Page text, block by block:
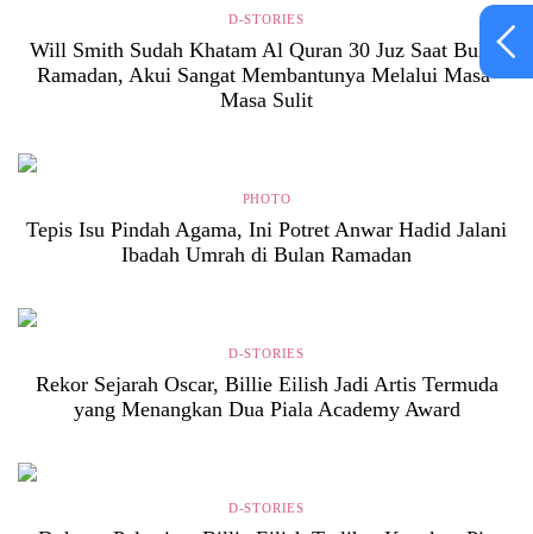
D-STORIES
Will Smith Sudah Khatam Al Quran 30 Juz Saat Bulan
Ramadan, Akui Sangat Membantunya Melalui Masa-
Masa Sulit
PHOTO
Tepis Isu Pindah Agama, Ini Potret Anwar Hadid Jalani
Ibadah Umrah di Bulan Ramadan
D-STORIES
Rekor Sejarah Oscar, Billie Eilish Jadi Artis Termuda
yang Menangkan Dua Piala Academy Award
D-STORIES